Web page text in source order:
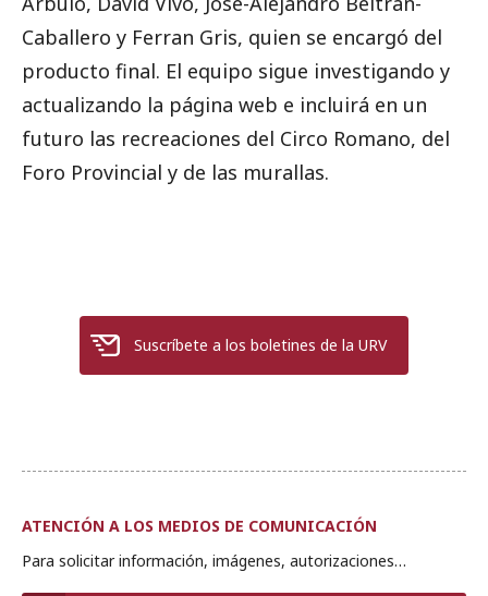
Caballero y Ferran Gris, quien se encargó del
producto final. El equipo sigue investigando y
actualizando la página web e incluirá en un
futuro las recreaciones del Circo Romano, del
Foro Provincial y de las murallas.
Suscríbete a los boletines de la URV
ATENCIÓN A LOS MEDIOS DE COMUNICACIÓN
Para solicitar información, imágenes, autorizaciones…